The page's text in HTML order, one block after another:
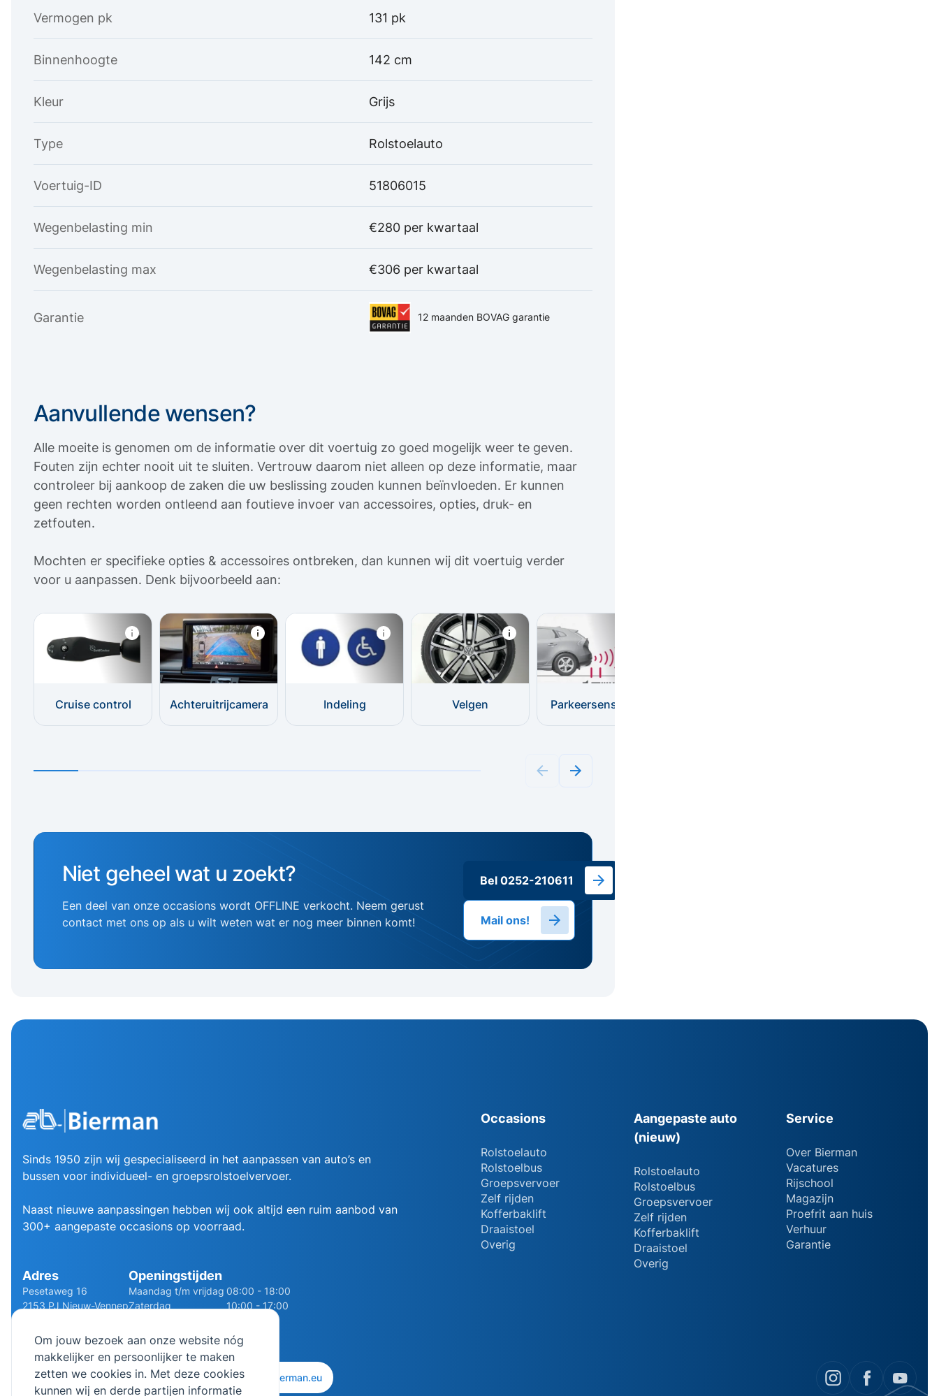
Om jouw bezoek aan onze website nóg
makkelijker en persoonlijker te maken
zetten we cookies in. Met deze cookies
kunnen wij en derde partijen informatie
Vermogen pk 131 pk
Binnenhoogte 142 cm
Kleur Grijs
Type Rolstoelauto
Voertuig-ID 51806015
Wegenbelasting min €280 per kwartaal
Wegenbelasting max €306 per kwartaal
Garantie 12 maanden BOVAG garantie
Aanvullende wensen?
Alle moeite is genomen om de informatie over dit voertuig zo goed mogelijk weer te geven.
Fouten zijn echter nooit uit te sluiten. Vertrouw daarom niet alleen op deze informatie, maar
controleer bij aankoop de zaken die uw beslissing zouden kunnen beïnvloeden. Er kunnen
geen rechten worden ontleend aan foutieve invoer van accessoires, opties, druk- en
zetfouten.
Mochten er specifieke opties & accessoires ontbreken, dan kunnen wij dit voertuig verder
voor u aanpassen. Denk bijvoorbeeld aan:
Cruise control Achteruitrijcamera Indeling Velgen Parkeersensoren
Niet geheel wat u zoekt?
Een deel van onze occasions wordt OFFLINE verkocht. Neem gerust
contact met ons op als u wilt weten wat er nog meer binnen komt!
Bel 0252-210611
Mail ons!
Sinds 1950 zijn wij gespecialiseerd in het aanpassen van auto’s en
bussen voor individueel- en groepsrolstoelvervoer.
Naast nieuwe aanpassingen hebben wij ook altijd een ruim aanbod van
300+ aangepaste occasions op voorraad.
Adres
Pesetaweg 16
2153 PJ Nieuw-Vennep
Openingstijden
Maandag t/m vrijdag 08:00 - 18:00
Zaterdag
10:00 - 17:00
Occasions
Rolstoelauto
Rolstoelbus
Groepsvervoer
Zelf rijden
Kofferbaklift
Draaistoel
Overig
Aangepaste auto
(nieuw)
Rolstoelauto
Rolstoelbus
Groepsvervoer
Zelf rijden
Kofferbaklift
Draaistoel
Overig
Service
Over Bierman
Vacatures
Rijschool
Magazijn
Proefrit aan huis
Verhuur
Garantie
0252 - 210611 06 - 13141322 info@bierman.eu